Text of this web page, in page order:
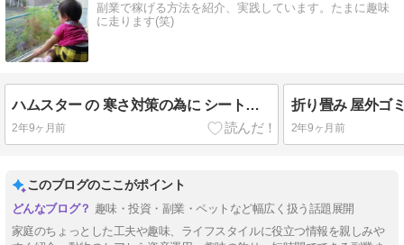
副業で稼げる方法を紹介、実践しています。たまに趣味
に走ります(笑)
ハムスター の 寒さ対策の為に シートヒーター を設置しました！
2年9ヶ月前 2年9ヶ月前
このブログのここがポイント
趣味・投資・副業・ペットなど幅広く扱う話題展開
家庭のちょっとした工夫や趣味、ライフスタイルに役立つ情報を親しみや